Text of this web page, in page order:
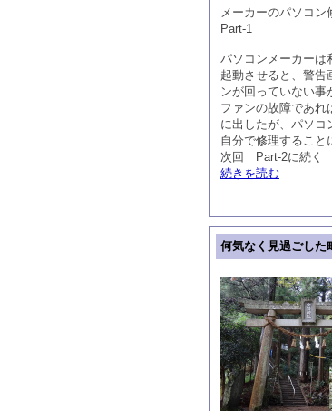
メーカーのパソコ
Part-1
パソコンメーカーは
起動させると、警告
ンが回っていない事
ファンの故障であれ
に出したが、パソコ
自分で修理すること
次回 Part-2に続く
続きを読む
何気なく見過ごした